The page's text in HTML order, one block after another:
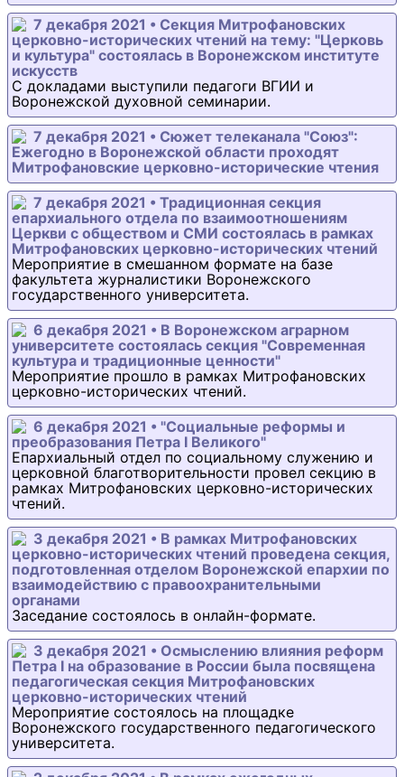
7 декабря 2021 • Секция Митрофановских
церковно-исторических чтений на тему: "Церковь
и культура" состоялась в Воронежском институте
искусств
С докладами выступили педагоги ВГИИ и
Воронежской духовной семинарии.
7 декабря 2021 • Сюжет телеканала "Союз":
Ежегодно в Воронежской области проходят
Митрофановские церковно-исторические чтения
7 декабря 2021 • Традиционная секция
епархиального отдела по взаимоотношениям
Церкви с обществом и СМИ состоялась в рамках
Митрофановских церковно-исторических чтений
Мероприятие в смешанном формате на базе
факультета журналистики Воронежского
государственного университета.
6 декабря 2021 • В Воронежском аграрном
университете состоялась секция "Современная
культура и традиционные ценности"
Мероприятие прошло в рамках Митрофановских
церковно-исторических чтений.
6 декабря 2021 • "Социальные реформы и
преобразования Петра I Великого"
Епархиальный отдел по социальному служению и
церковной благотворительности провел секцию в
рамках Митрофановских церковно-исторических
чтений.
3 декабря 2021 • В рамках Митрофановских
церковно-исторических чтений проведена секция,
подготовленная отделом Воронежской епархии по
взаимодействию с правоохранительными
органами
Заседание состоялось в онлайн-формате.
3 декабря 2021 • Осмыслению влияния реформ
Петра I на образование в России была посвящена
педагогическая секция Митрофановских
церковно-исторических чтений
Мероприятие состоялось на площадке
Воронежского государственного педагогического
университета.